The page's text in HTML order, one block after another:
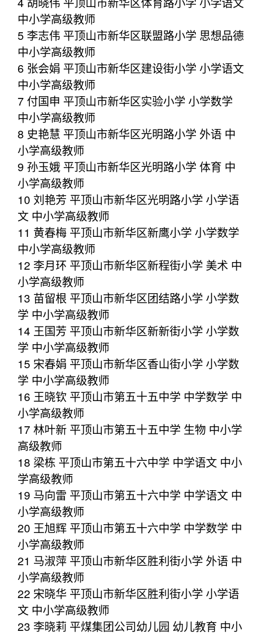
中小学高级教师
5 李志伟 平顶山市新华区联盟路小学 思想品德
中小学高级教师
6 张会娟 平顶山市新华区建设街小学 小学语文
中小学高级教师
7 付国申 平顶山市新华区实验小学 小学数学
中小学高级教师
8 史艳慧 平顶山市新华区光明路小学 外语 中
小学高级教师
9 孙玉娥 平顶山市新华区光明路小学 体育 中
小学高级教师
10 刘艳芳 平顶山市新华区光明路小学 小学语
文 中小学高级教师
11 黄春梅 平顶山市新华区新鹰小学 小学数学
中小学高级教师
12 李月环 平顶山市新华区新程街小学 美术 中
小学高级教师
13 苗留根 平顶山市新华区团结路小学 小学数
学 中小学高级教师
14 王国芳 平顶山市新华区新新街小学 小学数
学 中小学高级教师
15 宋春娟 平顶山市新华区香山街小学 小学数
学 中小学高级教师
16 王晓钦 平顶山市第五十五中学 中学数学 中
小学高级教师
17 林叶新 平顶山市第五十五中学 生物 中小学
高级教师
18 梁栋 平顶山市第五十六中学 中学语文 中小
学高级教师
19 马向雷 平顶山市第五十六中学 中学语文 中
小学高级教师
20 王旭辉 平顶山市第五十六中学 中学数学 中
小学高级教师
21 马淑萍 平顶山市新华区胜利街小学 外语 中
小学高级教师
22 宋晓华 平顶山市新华区胜利街小学 小学语
文 中小学高级教师
23 李晓莉 平煤集团公司幼儿园 幼儿教育 中小